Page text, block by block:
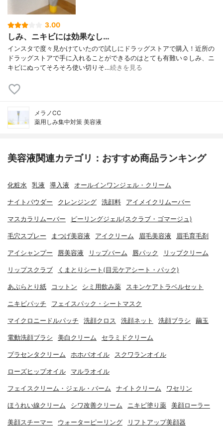
3.00
しみ、ニキビには効果なし…
インスタで度々見かけていたので試しにドラッグストアで購入！近所の
ドラッグストアで手に入れることができるのはとても有難い☺️しみ、ニ
キビにぬってそろそろ使い切りそ…続きを見る
メラノCC
薬用しみ集中対策 美容液
美容液関連カテゴリ：おすすめ商品ランキング
化粧水 乳液 導入液 オールインワンジェル・クリーム
ナイトパウダー クレンジング 洗顔料 アイメイクリムーバー
マスカラリムーバー ピーリングジェル(スクラブ・ゴマージュ)
毛穴スプレー まつげ美容液 アイクリーム 眉毛美容液 眉毛育毛剤
アイシャンプー 唇美容液 リップバーム 唇パック リップクリーム
リップスクラブ くまとりシート(目元ケアシート・パック)
あぶらとり紙 コットン シミ用飲み薬 スキンケアトラベルセット
ニキビパッチ フェイスパック・シートマスク
マイクロニードルパッチ 洗顔クロス 洗顔ネット 洗顔ブラシ 繭玉
電動洗顔ブラシ 美白クリーム セラミドクリーム
プラセンタクリーム ホホバオイル スクワランオイル
ローズヒップオイル マルラオイル
フェイスクリーム・ジェル・バーム ナイトクリーム ワセリン
ほうれい線クリーム シワ改善クリーム ニキビ塗り薬 美顔ローラー
美顔スチーマー ウォーターピーリング リフトアップ美顔器